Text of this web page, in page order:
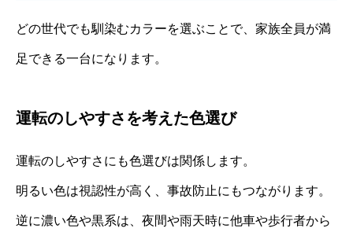
どの世代でも馴染むカラーを選ぶことで、家族全員が満
足できる一台になります。
運転のしやすさを考えた色選び
運転のしやすさにも色選びは関係します。
明るい色は視認性が高く、事故防止にもつながります。
逆に濃い色や黒系は、夜間や雨天時に他車や歩行者から